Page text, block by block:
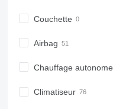
Couchette
Airbag
Chauffage autonome
Climatiseur